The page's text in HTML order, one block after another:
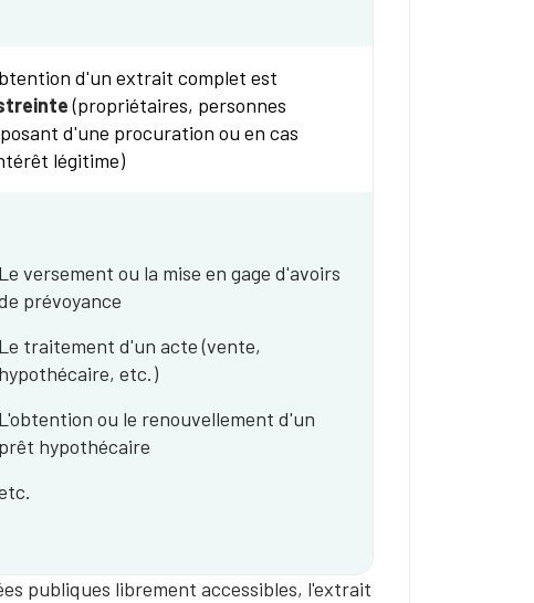
d'un extrait complet est
(propriétaires, personnes
d'une procuration ou en cas
légitime)
Le versement ou la mise en gage d'avoirs
prévoyance
Le traitement d'un acte (vente,
hypothécaire, etc.)
L'obtention ou le renouvellement d'un
prêt hypothécaire
publiques librement accessibles, l'extrait